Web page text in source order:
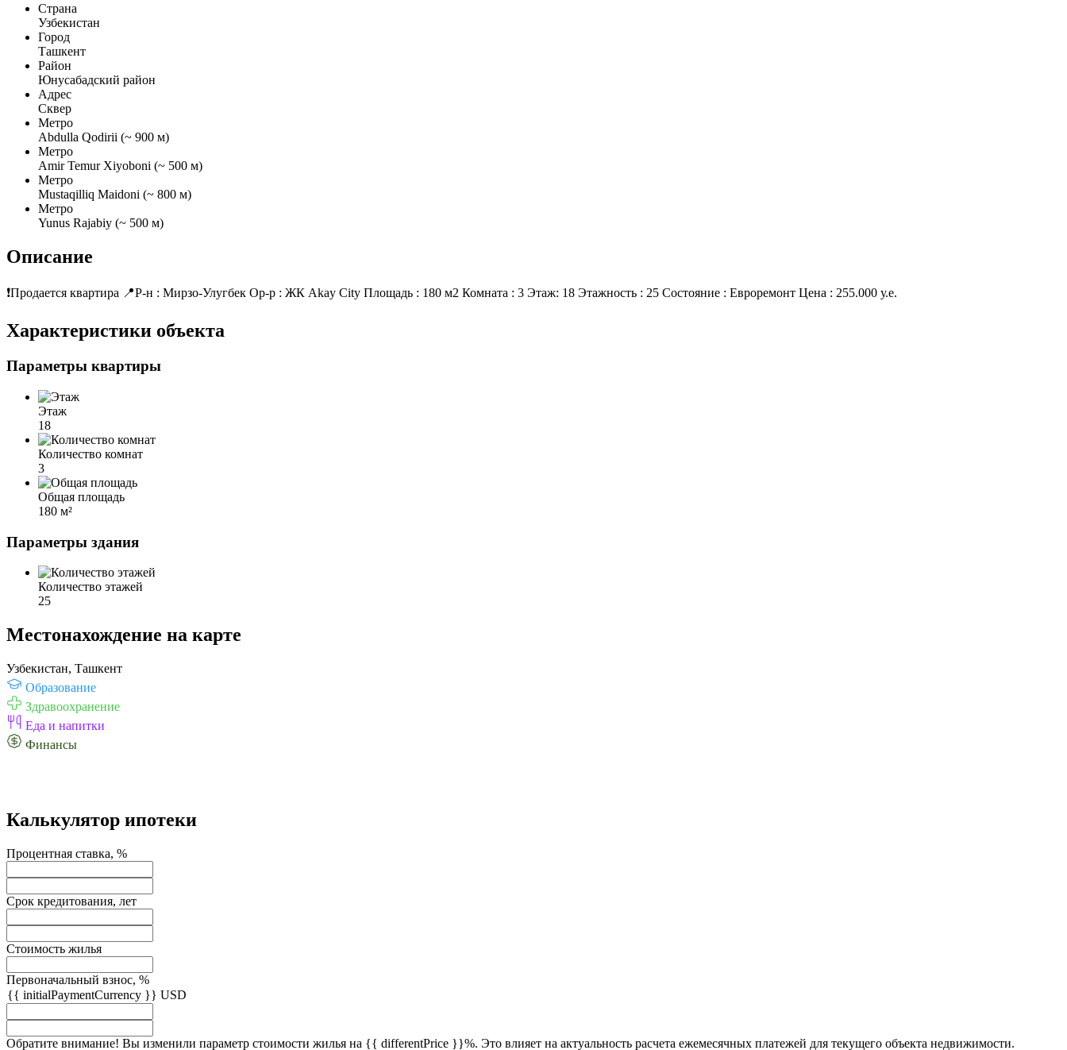
Страна
Узбекистан
Город
Ташкент
Район
Юнусабадский район
Адрес
Сквер
Метро
Abdulla Qodirii (~ 900 м)
Метро
Amir Temur Xiyoboni (~ 500 м)
Метро
Mustaqilliq Maidoni (~ 800 м)
Метро
Yunus Rajabiy (~ 500 м)
Описание
❗️Продается квартира 📍Р-н : Мирзо-Улугбек Ор-р : ЖК Akay City Площадь : 180 м2 Комната : 3 Этаж: 18 Этажность : 25 Состояние : Евроремонт Цена : 255.000 у.е.
Характеристики объекта
Параметры квартиры
Этаж
18
Количество комнат
3
Общая площадь
180 м²
Параметры здания
Количество этажей
25
Местонахождение на карте
Узбекистан, Ташкент
Образование
Здравоохранение
Еда и напитки
Финансы
Калькулятор ипотеки
Процентная ставка, %
Срок кредитования, лет
Стоимость жилья
Первоначальный взнос, %
{{ initialPaymentCurrency }} USD
Обратите внимание! Вы изменили параметр стоимости жилья на {{ differentPrice }}%. Это влияет на актуальность расчета ежемесячных платежей для текущего объекта недвижимости.